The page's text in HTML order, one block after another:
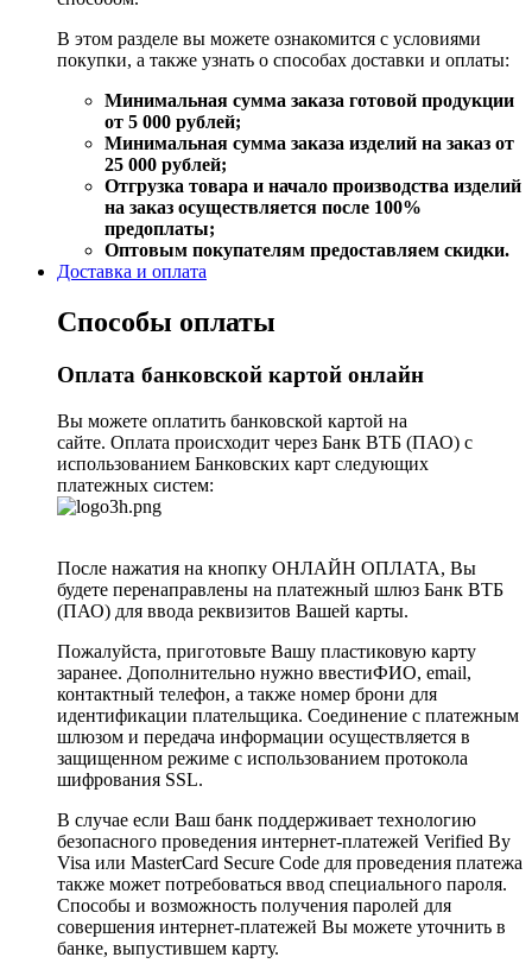
В этом разделе вы можете ознакомится с условиями
покупки, а также узнать о способах доставки и оплаты:
Минимальная сумма заказа готовой продукции
от 5 000 рублей;
Минимальная сумма заказа изделий на заказ от
25 000 рублей;
Отгрузка товара и начало производства изделий
на заказ осуществляется после 100%
предоплаты;
Оптовым покупателям предоставляем скидки.
Доставка и оплата
Способы оплаты
Оплата банковской картой онлайн
Вы можете оплатить банковской картой на
сайте. Оплата происходит через Банк ВТБ (ПАО) с
использованием Банковских карт следующих
платежных систем:
После нажатия на кнопку ОНЛАЙН ОПЛАТА, Вы
будете перенаправлены на платежный шлюз Банк ВТБ
(ПАО) для ввода реквизитов Вашей карты.
Пожалуйста, приготовьте Вашу пластиковую карту
заранее. Дополнительно нужно ввестиФИО, email,
контактный телефон, а также номер брони для
идентификации плательщика. Соединение с платежным
шлюзом и передача информации осуществляется в
защищенном режиме с использованием протокола
шифрования SSL.
В случае если Ваш банк поддерживает технологию
безопасного проведения интернет-платежей Verified By
Visa или MasterCard Secure Code для проведения платежа
также может потребоваться ввод специального пароля.
Способы и возможность получения паролей для
совершения интернет-платежей Вы можете уточнить в
банке, выпустившем карту.